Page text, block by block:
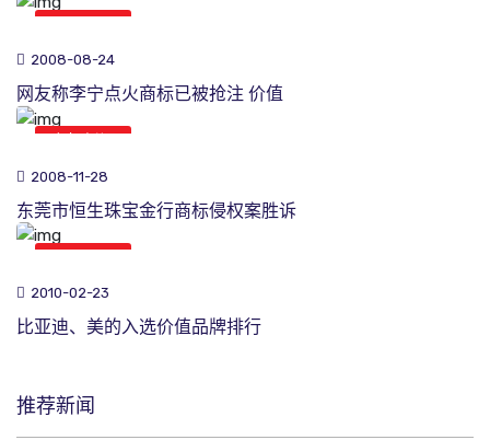
2008-08-24
网友称李宁点火商标已被抢注 价值
2008-11-28
东莞市恒生珠宝金行商标侵权案胜诉
2010-02-23
比亚迪、美的入选价值品牌排行
推荐新闻